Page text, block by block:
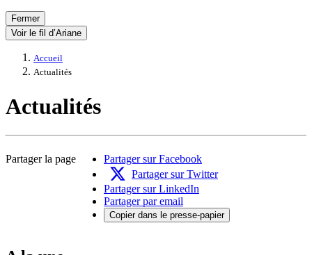
Fermer
Voir le fil d’Ariane
Accueil
Actualités
Actualités
Partager la page
Partager sur Facebook
Partager sur Twitter
Partager sur LinkedIn
Partager par email
Copier dans le presse-papier